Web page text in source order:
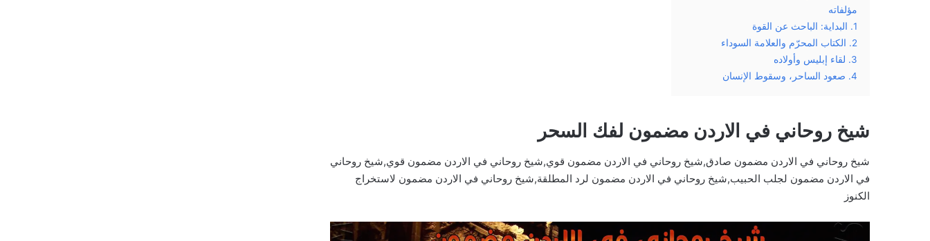
مؤلفاته
1. البداية: الباحث عن القوة
2. الكتاب المحرّم والعلامة السوداء
3. لقاء إبليس وأولاده
4. صعود الساحر، وسقوط الإنسان
شيخ روحاني في الاردن مضمون لفك السحر
شيخ روحاني في الاردن مضمون صادق,شيخ روحاني في الاردن مضمون قوي,شيخ روحاني في الاردن مضمون قوي,شيخ روحاني
في الاردن مضمون لجلب الحبيب,شيخ روحاني في الاردن مضمون لرد المطلقة,شيخ روحاني في الاردن مضمون لاستخراج
الكنوز